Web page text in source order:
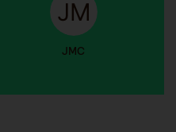
JMC